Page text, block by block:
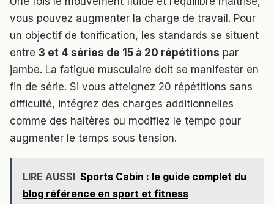
vous pouvez augmenter la charge de travail. Pour
un objectif de tonification, les standards se situent
entre 3 et 4 séries de 15 à 20 répétitions par
jambe. La fatigue musculaire doit se manifester en
fin de série. Si vous atteignez 20 répétitions sans
difficulté, intégrez des charges additionnelles
comme des haltères ou modifiez le tempo pour
augmenter le temps sous tension.
LIRE AUSSI Sports Cabin : le guide complet du
blog référence en sport et fitness